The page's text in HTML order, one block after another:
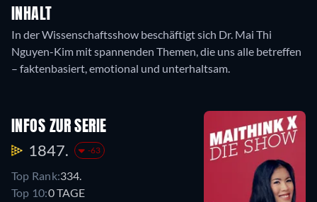
INHALT
In der Wissenschaftsshow beschäftigt sich Dr. Mai Thi
Nguyen-Kim mit spannenden Themen, die uns alle betreffen
– faktenbasiert, emotional und unterhaltsam.
INFOS ZUR SERIE
1847. -63
Top Rank:334.
Top 10:0 TAGE